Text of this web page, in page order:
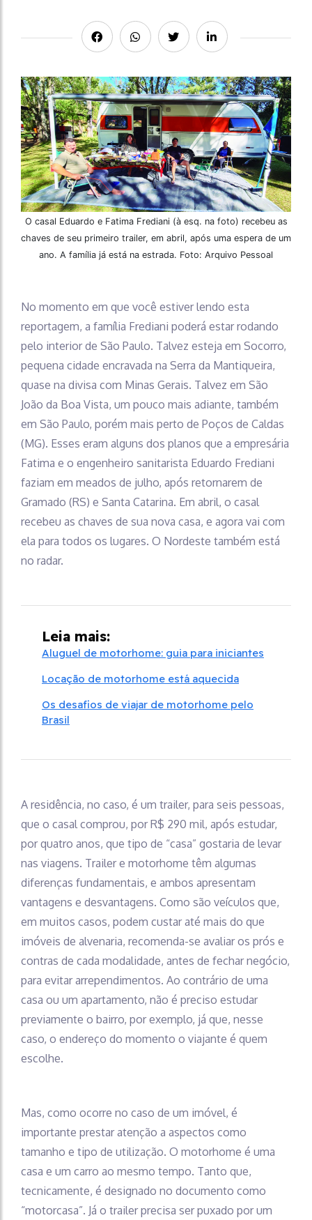
O casal Eduardo e Fatima Frediani (à esq. na foto) recebeu as
chaves de seu primeiro trailer, em abril, após uma espera de um
ano. A família já está na estrada. Foto: Arquivo Pessoal
No momento em que você estiver lendo esta
reportagem, a família Frediani poderá estar rodando
pelo interior de São Paulo. Talvez esteja em Socorro,
pequena cidade encravada na Serra da Mantiqueira,
quase na divisa com Minas Gerais. Talvez em São
João da Boa Vista, um pouco mais adiante, também
em São Paulo, porém mais perto de Poços de Caldas
(MG). Esses eram alguns dos planos que a empresária
Fatima e o engenheiro sanitarista Eduardo Frediani
faziam em meados de julho, após retornarem de
Gramado (RS) e Santa Catarina. Em abril, o casal
recebeu as chaves de sua nova casa, e agora vai com
ela para todos os lugares. O Nordeste também está
no radar.
Leia mais:
Aluguel de motorhome: guia para iniciantes
Locação de motorhome está aquecida
Os desafios de viajar de motorhome pelo
Brasil
A residência, no caso, é um trailer, para seis pessoas,
que o casal comprou, por R$ 290 mil, após estudar,
por quatro anos, que tipo de “casa” gostaria de levar
nas viagens. Trailer e motorhome têm algumas
diferenças fundamentais, e ambos apresentam
vantagens e desvantagens. Como são veículos que,
em muitos casos, podem custar até mais do que
imóveis de alvenaria, recomenda-se avaliar os prós e
contras de cada modalidade, antes de fechar negócio,
para evitar arrependimentos. Ao contrário de uma
casa ou um apartamento, não é preciso estudar
previamente o bairro, por exemplo, já que, nesse
caso, o endereço do momento o viajante é quem
escolhe.
Mas, como ocorre no caso de um imóvel, é
importante prestar atenção a aspectos como
tamanho e tipo de utilização. O motorhome é uma
casa e um carro ao mesmo tempo. Tanto que,
tecnicamente, é designado no documento como
“motorcasa”. Já o trailer precisa ser puxado por um